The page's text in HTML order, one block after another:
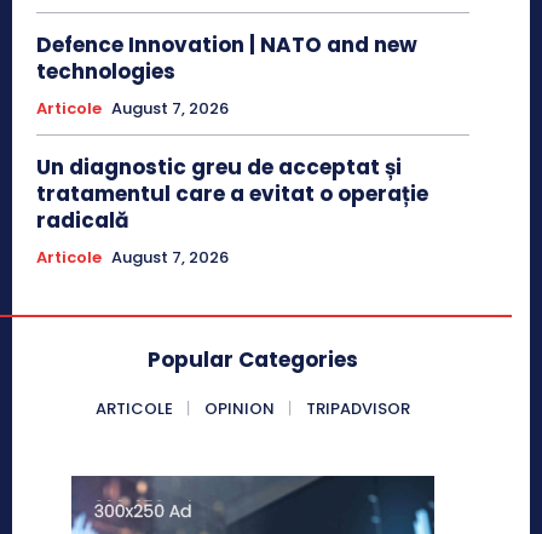
Defence Innovation | NATO and new
technologies
Articole August 7, 2026
Un diagnostic greu de acceptat și
tratamentul care a evitat o operație
radicală
Articole August 7, 2026
Popular Categories
ARTICOLE OPINION TRIPADVISOR